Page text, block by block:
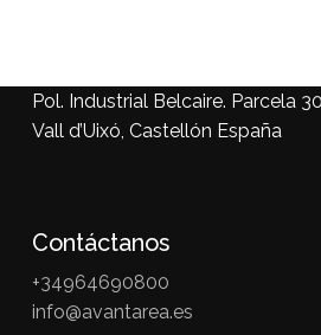
Pol. Industrial Belcaire. Parcela
Vall d’Uixó, Castellón España
Contáctanos
+34964690800
info@avantarea.es